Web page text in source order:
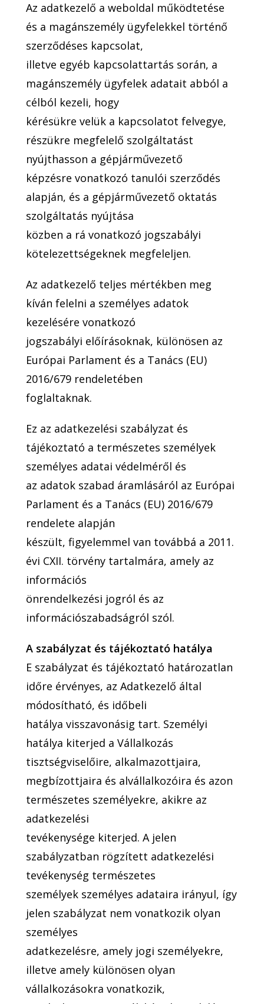
Az adatkezelő a weboldal működtetése
és a magánszemély ügyfelekkel történő
szerződéses kapcsolat,
illetve egyéb kapcsolattartás során, a
magánszemély ügyfelek adatait abból a
célból kezeli, hogy
kérésükre velük a kapcsolatot felvegye,
részükre megfelelő szolgáltatást
nyújthasson a gépjárművezető
képzésre vonatkozó tanulói szerződés
alapján, és a gépjárművezető oktatás
szolgáltatás nyújtása
közben a rá vonatkozó jogszabályi
kötelezettségeknek megfeleljen.
Az adatkezelő teljes mértékben meg
kíván felelni a személyes adatok
kezelésére vonatkozó
jogszabályi előírásoknak, különösen az
Európai Parlament és a Tanács (EU)
2016/679 rendeletében
foglaltaknak.
Ez az adatkezelési szabályzat és
tájékoztató a természetes személyek
személyes adatai védelméről és
az adatok szabad áramlásáról az Európai
Parlament és a Tanács (EU) 2016/679
rendelete alapján
készült, figyelemmel van továbbá a 2011.
évi CXII. törvény tartalmára, amely az
információs
önrendelkezési jogról és az
információszabadságról szól.
A szabályzat és tájékoztató hatálya
E szabályzat és tájékoztató határozatlan
időre érvényes, az Adatkezelő által
módosítható, és időbeli
hatálya visszavonásig tart. Személyi
hatálya kiterjed a Vállalkozás
tisztségviselőire, alkalmazottjaira,
megbízottjaira és alvállalkozóira és azon
természetes személyekre, akikre az
adatkezelési
tevékenysége kiterjed. A jelen
szabályzatban rögzített adatkezelési
tevékenység természetes
személyek személyes adataira irányul, így
jelen szabályzat nem vonatkozik olyan
személyes
adatkezelésre, amely jogi személyekre,
illetve amely különösen olyan
vállalkozásokra vonatkozik,